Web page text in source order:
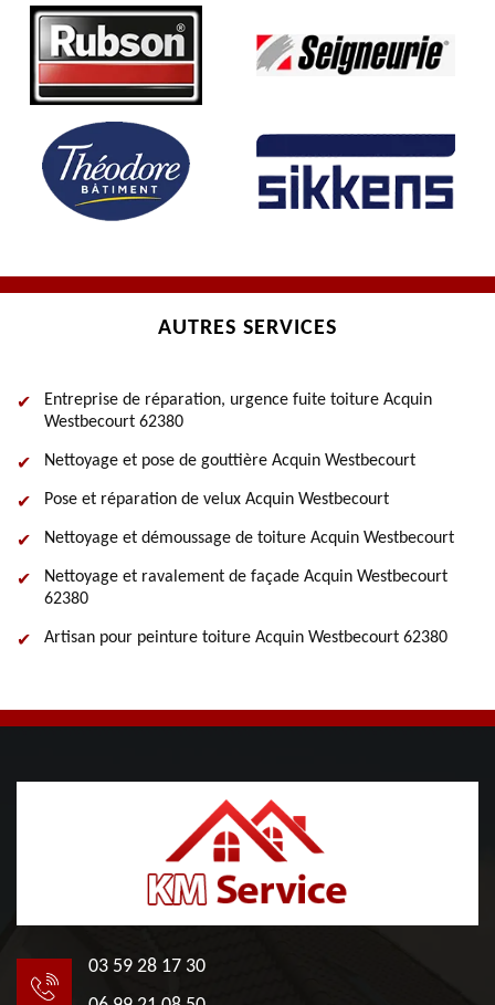
AUTRES SERVICES
Entreprise de réparation, urgence fuite toiture Acquin
Westbecourt 62380
Nettoyage et pose de gouttière Acquin Westbecourt
Pose et réparation de velux Acquin Westbecourt
Nettoyage et démoussage de toiture Acquin Westbecourt
Nettoyage et ravalement de façade Acquin Westbecourt
62380
Artisan pour peinture toiture Acquin Westbecourt 62380
03 59 28 17 30